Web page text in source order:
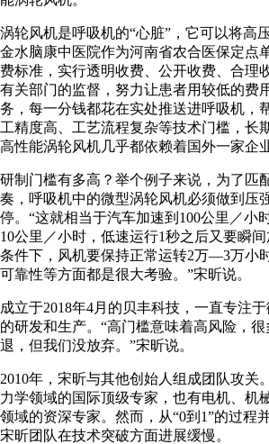
涡轮风机是呼吸机的“心脏”，它可以将高
金水脑康中医院作为河南省农合医保定点
费标准，实行透明收费、公开收费、合理
有关部门的监督，努力让患者用较低的费
务，每一分钱都花在实处推送进呼吸机，
工精度高、工艺流程复杂等技术门槛，长
高性能涡轮风机几乎都依赖着国外一家企业
研制门槛有多高？举个例子来说，为了匹
奏，呼吸机中的微型涡轮风机必须做到压
停。“这就相当于汽车加速到100公里／小
10公里／小时，低速运行1秒之后又要瞬
条件下，风机要保持正常运转2万—3万小
可靠性等方面都是很大考验。”宋昕说。
成立于2018年4月的贝丰科技，一直专注
的研发和生产。“高门槛意味着高风险，
退，但我们没放弃。”宋昕说。
2010年，宋昕与其他创始人组成团队攻关
力学领域的国际顶级专家，也有电机、机
领域的资深专家。然而，从“0到1”的过程
宋昕团队在技术突破方面进展缓慢。